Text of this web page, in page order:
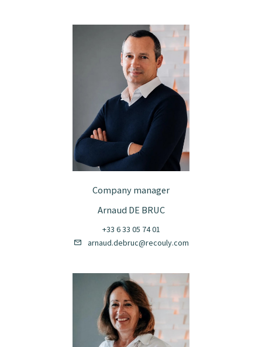
Company manager
Arnaud DE BRUC
+33 6 33 05 74 01
arnaud.debruc@recouly.com